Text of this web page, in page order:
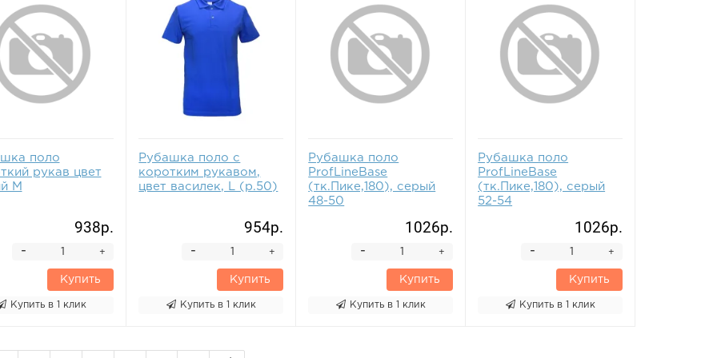
поло
рукав цвет
M
938р.
+
-
Купить
Купить в 1 клик
Рубашка поло с
коротким рукавом,
цвет василек, L (р.50)
954р.
+
-
Купить
Купить в 1 клик
Рубашка поло
ProfLineBase
(тк.Пике,180), серый
48-50
1026р.
+
-
Купить
Купить в 1 клик
Рубашка поло
ProfLineBase
(тк.Пике,180), серый
52-54
1026р.
+
-
Купить
Купить в 1 клик